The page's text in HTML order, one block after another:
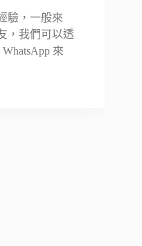
驗，一般來
，我們可以透
來